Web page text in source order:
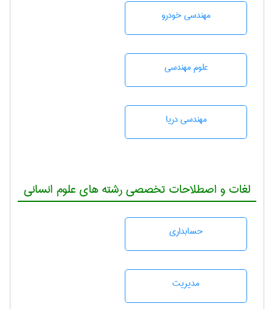
مهندسی خودرو
علوم مهندسی
مهندسی دریا
لغات و اصطلاحات تخصصی رشته های علوم انسانی
حسابداری
مديريت